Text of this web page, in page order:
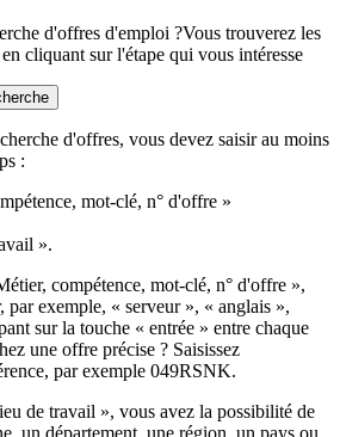
d'offres d'emploi ?Vous trouverez les
cliquant sur l'étape qui vous intéresse
d'offres, vous devez saisir au moins
:
mot-clé, n° d'offre »
».
compétence, mot-clé, n° d'offre »,
par exemple, « serveur », « anglais »,
sur la touche « entrée » entre chaque
une offre précise ? Saisissez
par exemple 049RSNK.
de travail », vous avez la possibilité de